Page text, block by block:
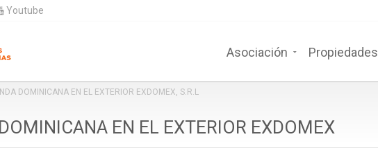
Youtube
Asociación Propiedades
DOMINICANA EN EL EXTERIOR EXDOMEX, S.R.L
EN EL EXTERIOR EXDOMEX